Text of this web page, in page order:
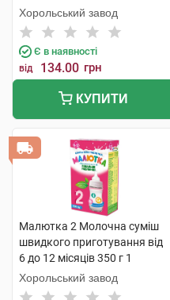
місяців 350 г 1 коробка
Хорольський завод
Є в наявності
від 134.00 грн
КУПИТИ
Малютка 2 Молочна суміш
швидкого приготування від
6 до 12 місяців 350 г 1
коробка
Хорольський завод